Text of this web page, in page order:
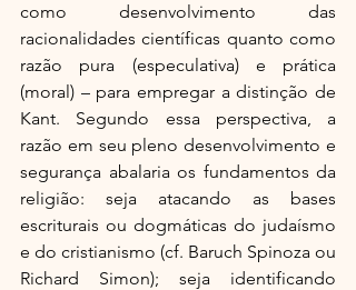
como desenvolvimento das
racionalidades científicas quanto como
razão pura (especulativa) e prática
(moral) – para empregar a distinção de
Kant. Segundo essa perspectiva, a
razão em seu pleno desenvolvimento e
segurança abalaria os fundamentos da
religião: seja atacando as bases
escriturais ou dogmáticas do judaísmo
e do cristianismo (cf. Baruch Spinoza ou
Richard Simon); seja identificando